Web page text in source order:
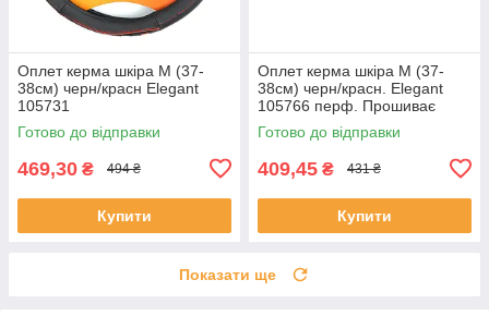
Оплет керма шкіра М (37-
38см) черн/красн Elegant
105731
Готово до відправки
469,30 ₴ 494 ₴
Купити
Оплет керма шкіра М (37-
38см) черн/красн. Elegant
105766 перф. Прошиває
фарбою (30шт/священ)
Готово до відправки
409,45 ₴ 431 ₴
Купити
Показати ще